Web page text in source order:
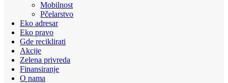
Mobilnost
Pčelarstvo
Eko adresar
Eko pravo
Gde reciklirati
Akcije
Zelena privreda
Finansiranje
O nama